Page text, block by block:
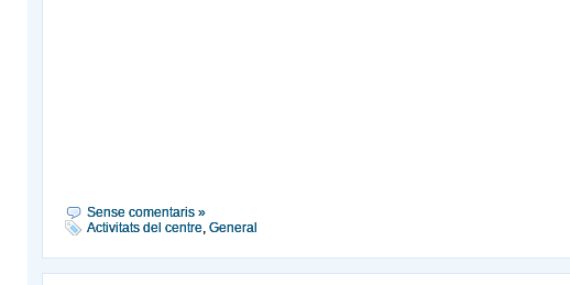
Sense comentaris »
Activitats del centre, General